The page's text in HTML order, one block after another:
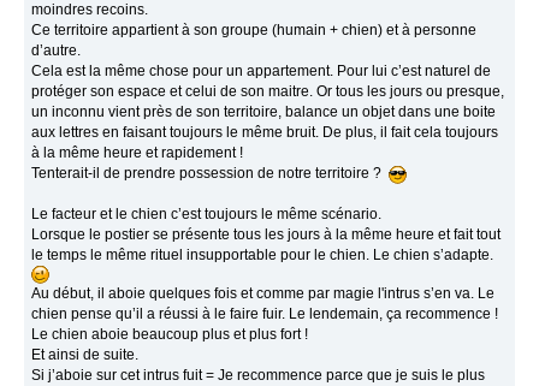
moindres recoins.
Ce territoire appartient à son groupe (humain + chien) et à personne
d’autre.
Cela est la même chose pour un appartement. Pour lui c’est naturel de
protéger son espace et celui de son maitre. Or tous les jours ou presque,
un inconnu vient près de son territoire, balance un objet dans une boite
aux lettres en faisant toujours le même bruit. De plus, il fait cela toujours
à la même heure et rapidement !
Tenterait-il de prendre possession de notre territoire ?
Le facteur et le chien c’est toujours le même scénario.
Lorsque le postier se présente tous les jours à la même heure et fait tout
le temps le même rituel insupportable pour le chien. Le chien s’adapte.
Au début, il aboie quelques fois et comme par magie l'intrus s’en va. Le
chien pense qu’il a réussi à le faire fuir. Le lendemain, ça recommence !
Le chien aboie beaucoup plus et plus fort !
Et ainsi de suite.
Si j’aboie sur cet intrus fuit = Je recommence parce que je suis le plus